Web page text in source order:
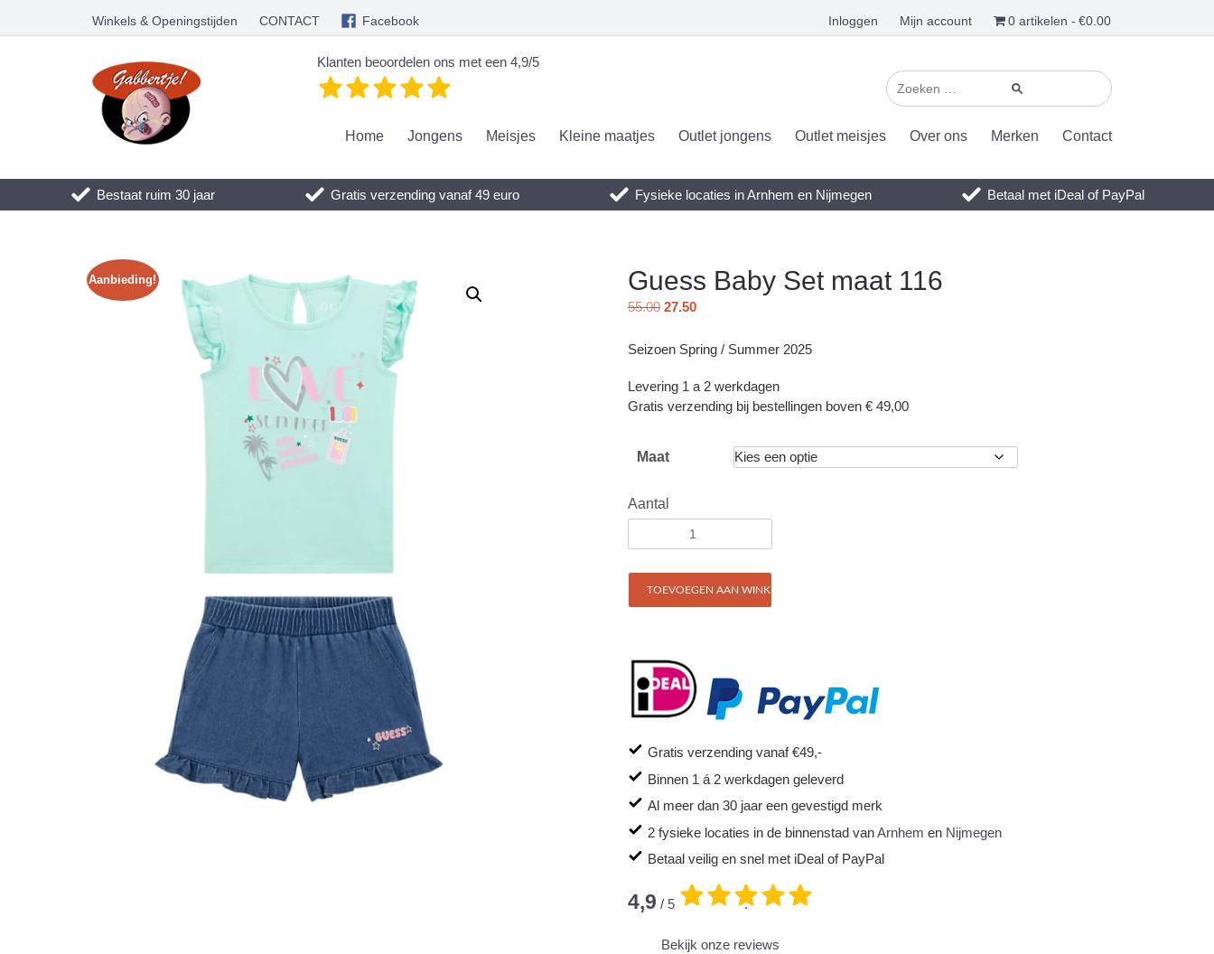
Winkels & Openingstijden CONTACT Facebook Inloggen Mijn account 0 artikelen €0.00
Klanten beoordelen ons met een 4,9/5
Home Jongens Meisjes Kleine maatjes Outlet jongens Outlet meisjes Over ons Merken Contact
Bestaat ruim 30 jaar Gratis verzending vanaf 49 euro Fysieke locaties in Arnhem en Nijmegen Betaal met iDeal of PayPal
Aanbieding! Guess Baby Set maat 116
55.00 27.50
Seizoen Spring / Summer 2025
Levering 1 a 2 werkdagen
Gratis verzending bij bestellingen boven € 49,00
Maat
Aantal
TOEVOEGEN AAN WINKELWAGEN
Gratis verzending vanaf €49,-
Binnen 1 á 2 werkdagen geleverd
Al meer dan 30 jaar een gevestigd merk
2 fysieke locaties in de binnenstad vanArnhem en Nijmegen
Betaal veilig en snel met iDeal of PayPal
4,9 / 5 .
Bekijk onze reviews